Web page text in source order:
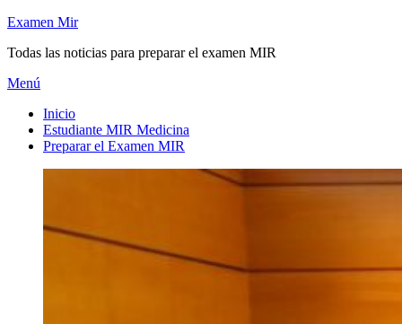
Saltar
contenido
Examen Mir
Todas las noticias para preparar el examen MIR
Menú
Inicio
Estudiante MIR Medicina
Preparar el Examen MIR